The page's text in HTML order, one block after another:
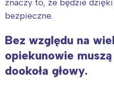
znaczy to, że będzie
bezpieczne.
Bez względu na
opiekunowie
dookoła głowy.